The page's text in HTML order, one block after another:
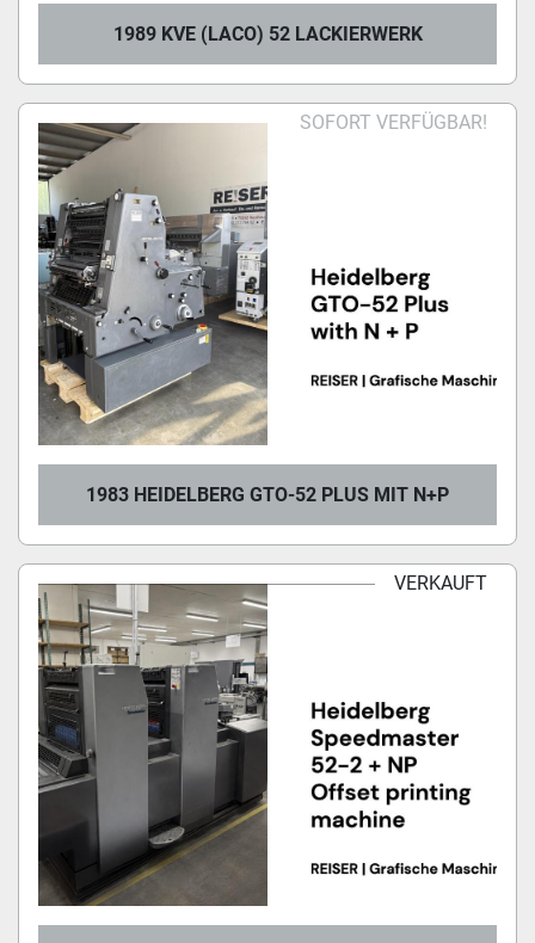
1989 KVE (LACO) 52 LACKIERWERK
SOFORT VERFÜGBAR!
1983 HEIDELBERG GTO-52 PLUS MIT N+P
VERKAUFT